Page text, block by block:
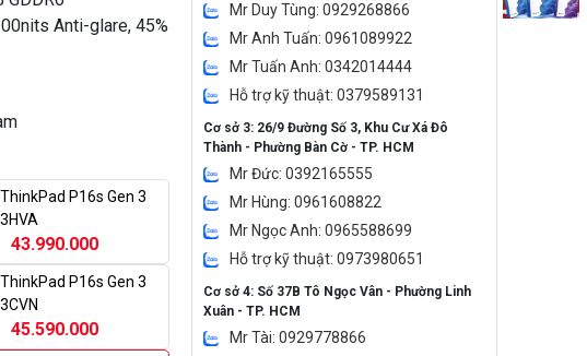
Anti-glare, 45%
P16s Gen 3
43.990.000
P16s Gen 3
45.590.000
Mr Duy Tùng: 0929268866
Mr Anh Tuấn: 0961089922
Mr Tuấn Anh: 0342014444
Hỗ trợ kỹ thuật: 0379589131
Cơ sở 3: 26/9 Đường Số 3, Khu Cư Xá Đô
Thành - Phường Bàn Cờ - TP. HCM
Mr Đức: 0392165555
Mr Hùng: 0961608822
Mr Ngọc Anh: 0965588699
Hỗ trợ kỹ thuật: 0973980651
Cơ sở 4: Số 37B Tô Ngọc Vân - Phường Linh
Xuân - TP. HCM
Mr Tài: 0929778866